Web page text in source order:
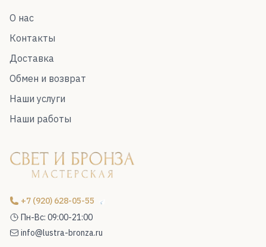
О нас
Контакты
Доставка
Обмен и возврат
Наши услуги
Наши работы
+7 (920) 628-05-55
Пн-Вс: 09:00-21:00
info@lustra-bronza.ru